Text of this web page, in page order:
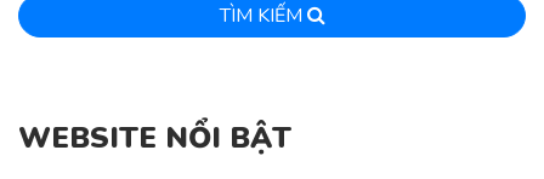
TÌM KIẾM
WEBSITE NỔI BẬT